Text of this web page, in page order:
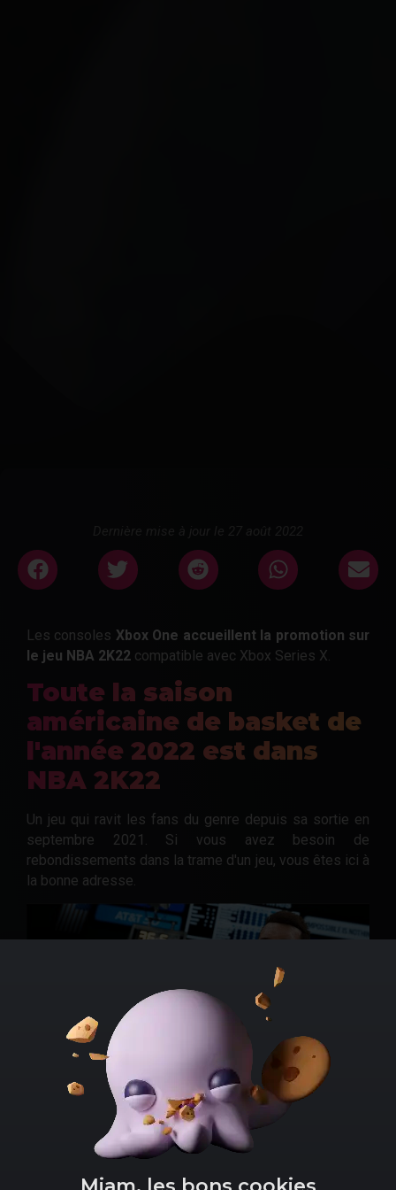
Les consoles Xbox One accueillent la promotion sur
le jeu NBA 2K22 compatible avec Xbox Series X.
Toute la saison
américaine de basket de
l'année 2022 est dans
NBA 2K22
Un jeu qui ravit les fans du genre depuis sa sortie en
septembre 2021. Si vous avez besoin de
rebondissements dans la trame d'un jeu, vous êtes ici à
la bonne adresse.
acheter NBA 2K22 pas cher sur Xbox One
et Series X?